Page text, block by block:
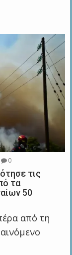
0
τις
τα
50
από τη